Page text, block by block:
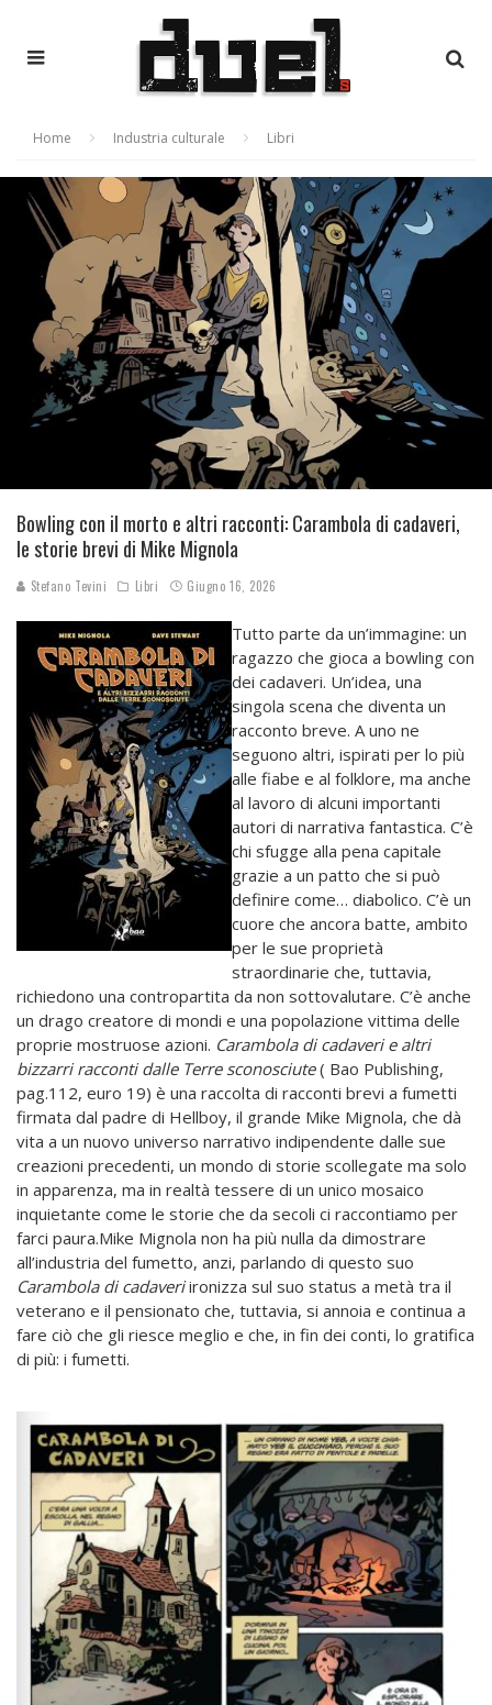
Home Industria culturale Libri
Bowling con il morto e altri racconti: Carambola di cadaveri,
le storie brevi di Mike Mignola
Stefano Tevini Libri Giugno 16, 2026
Tutto parte da un’immagine: un
ragazzo che gioca a bowling con
dei cadaveri. Un’idea, una
singola scena che diventa un
racconto breve. A uno ne
seguono altri, ispirati per lo più
alle fiabe e al folklore, ma anche
al lavoro di alcuni importanti
autori di narrativa fantastica. C’è
chi sfugge alla pena capitale
grazie a un patto che si può
definire come… diabolico. C’è un
cuore che ancora batte, ambito
per le sue proprietà
straordinarie che, tuttavia,
richiedono una contropartita da non sottovalutare. C’è anche
un drago creatore di mondi e una popolazione vittima delle
proprie mostruose azioni. Carambola di cadaveri e altri
bizzarri racconti dalle Terre sconosciute( Bao Publishing,
pag.112, euro 19) è una raccolta di racconti brevi a fumetti
firmata dal padre di Hellboy, il grande Mike Mignola, che dà
vita a un nuovo universo narrativo indipendente dalle sue
creazioni precedenti, un mondo di storie scollegate ma solo
in apparenza, ma in realtà tessere di un unico mosaico
inquietante come le storie che da secoli ci raccontiamo per
farci paura.Mike Mignola non ha più nulla da dimostrare
all’industria del fumetto, anzi, parlando di questo suo
Carambola di cadaveriironizza sul suo status a metà tra il
veterano e il pensionato che, tuttavia, si annoia e continua a
fare ciò che gli riesce meglio e che, in fin dei conti, lo gratifica
di più: i fumetti.